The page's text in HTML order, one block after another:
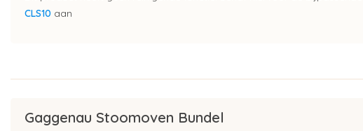
CLS10 aan
Gaggenau Stoomoven Bundel